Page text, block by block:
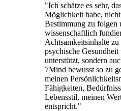
"Ich schätze es sehr,
Möglichkeit habe,
Bestimmung zu folgen
wissenschaftlich
Achtsamkeitsinhalte
psychische Gesundheit
unterstützt, sondern
7Mind bewusst so zu
meinen
Fähigkeiten,
Lebensstil, meinen
entspricht."